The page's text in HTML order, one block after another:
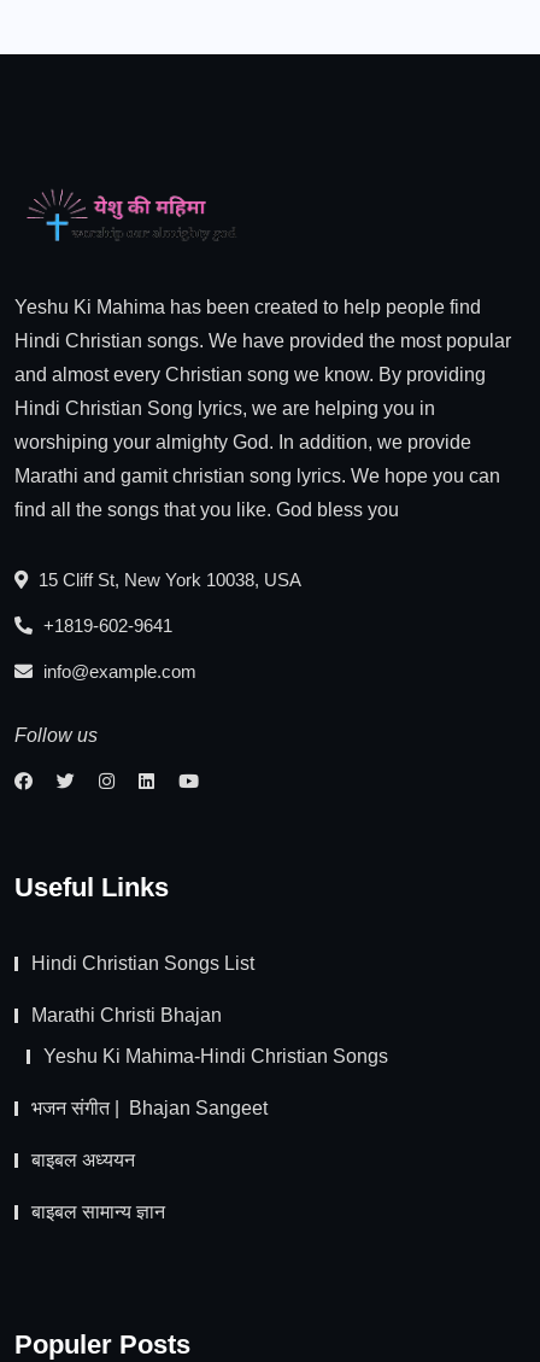
Yeshu Ki Mahima has been created to help people find
Hindi Christian songs. We have provided the most popular
and almost every Christian song we know. By providing
Hindi Christian Song lyrics, we are helping you in
worshiping your almighty God. In addition, we provide
Marathi and gamit christian song lyrics. We hope you can
find all the songs that you like. God bless you
15 Cliff St, New York 10038, USA
+1819-602-9641
info@example.com
Follow us
Useful Links
Hindi Christian Songs List
Marathi Christi Bhajan
Yeshu Ki Mahima-Hindi Christian Songs
भजन संगीत | Bhajan Sangeet
बाइबल अध्ययन
बाइबल सामान्य ज्ञान
Populer Posts